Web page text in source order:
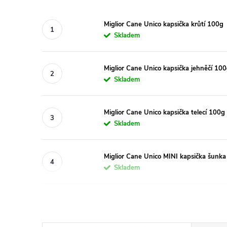
Miglior Cane Unico kapsička krůtí 100g
Skladem
Miglior Cane Unico kapsička jehněčí
Skladem
Miglior Cane Unico kapsička telecí 100g
Skladem
Miglior Cane Unico MINI kapsička
Skladem